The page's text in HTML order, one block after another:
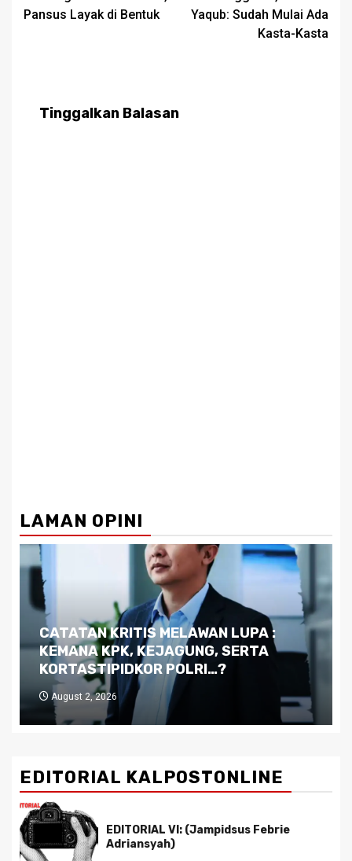
Pansus Layak di Bentuk
Yaqub: Sudah Mulai Ada
Kasta-Kasta
Tinggalkan Balasan
LAMAN OPINI
Dilema Kaltim di Tengah Krisis:
Kutukan Sumber Daya Alam dan
Pemimpin yang Tak Kreatif
July 29, 2026
EDITORIAL KALPOSTONLINE
EDITORIAL VI: (Jampidsus Febrie
Adriansyah)